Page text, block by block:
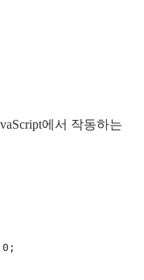
에서 작동하는
0 ;